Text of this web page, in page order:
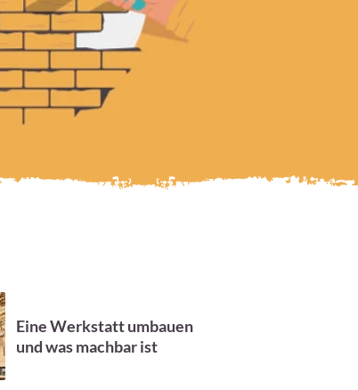
Eine Werkstatt umbauen
und was machbar ist